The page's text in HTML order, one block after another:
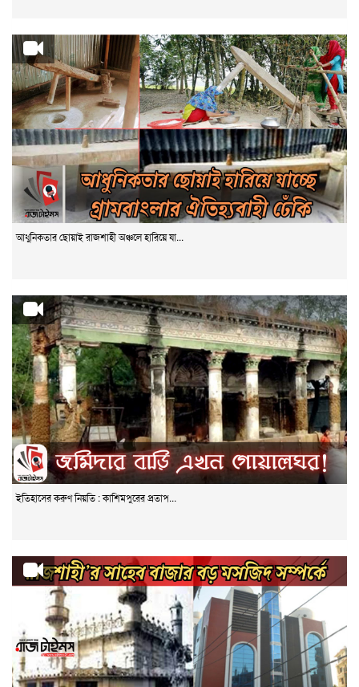
আধুনিকতার ছোয়াই রাজশাহী অঞ্চলে হারিয়ে যা...
ইতিহাসের করুণ নিয়তি : কাশিমপুরের প্রতাপ...